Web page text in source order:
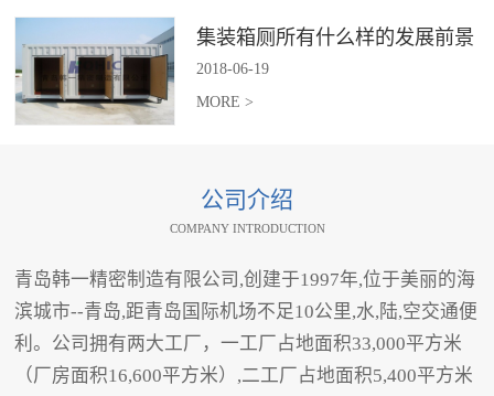
集装箱厕所有什么样的发展前景
2018-06-19
MORE >
公司介绍
COMPANY INTRODUCTION
青岛韩一精密制造有限公司,创建于1997年,位于美丽的海
滨城市--青岛,距青岛国际机场不足10公里,水,陆,空交通便
利。公司拥有两大工厂，一工厂占地面积33,000平方米
（厂房面积16,600平方米）,二工厂占地面积5,400平方米